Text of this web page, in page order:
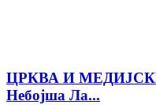
ЦРКВА И
Небојша Ла...